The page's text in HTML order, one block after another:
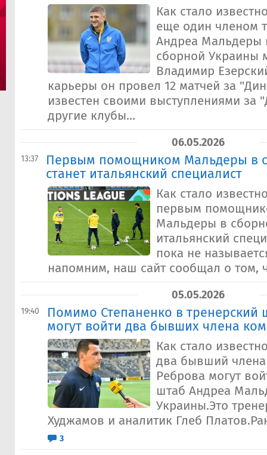
Как стало
еще один членом
Андреа Мальдеры
сборной Украины
Владимир
карьеры он провел 12 матчей за
известен своими выступлениями за
другие клубы...
06.05.2026
13:37
Первым помощником Мальдеры в
станет итальянский специалист
Как стало
первым
Мальдеры в
итальянский
пока не
напомним, наш сайт сообщал о том,
05.05.2026
19:40
Помимо Степаненко в тренерский
могут войти два бывших члена
Как стало
два бывший
Реброва могут
штаб Андреа
Украины.Это
Худжамов и аналитик Глеб
3